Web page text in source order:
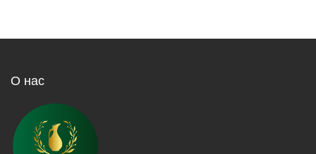
О нас